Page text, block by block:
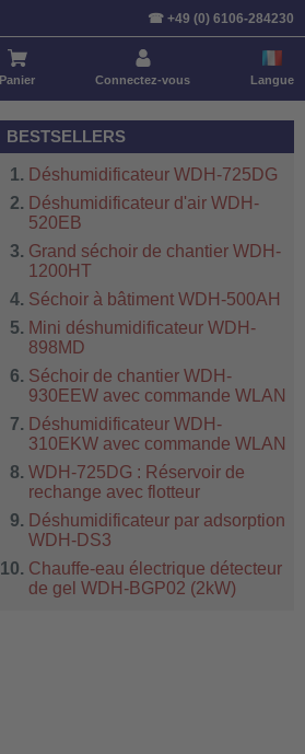
☎ +49 (0) 6106-284230
Panier Connectez-vous Langue
BESTSELLERS
Déshumidificateur WDH-725DG
Déshumidificateur d'air WDH-
520EB
Grand séchoir de chantier WDH-
1200HT
Séchoir à bâtiment WDH-500AH
Mini déshumidificateur WDH-
898MD
Séchoir de chantier WDH-
930EEW avec commande WLAN
Déshumidificateur WDH-
310EKW avec commande WLAN
WDH-725DG : Réservoir de
rechange avec flotteur
Déshumidificateur par adsorption
WDH-DS3
Chauffe-eau électrique détecteur
de gel WDH-BGP02 (2kW)